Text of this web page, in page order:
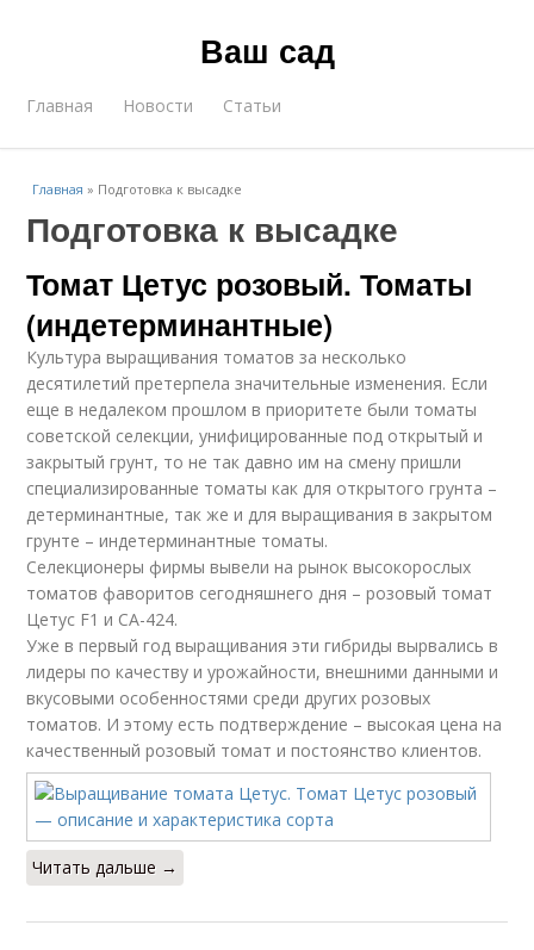
Ваш сад
Главная Новости Статьи
Главная » Подготовка к высадке
Подготовка к высадке
Томат Цетус розовый. Томаты
(индетерминантные)
Культура выращивания томатов за несколько
десятилетий претерпела значительные изменения. Если
еще в недалеком прошлом в приоритете были томаты
советской селекции, унифицированные под открытый и
закрытый грунт, то не так давно им на смену пришли
специализированные томаты как для открытого грунта –
детерминантные, так же и для выращивания в закрытом
грунте – индетерминантные томаты.
Селекционеры фирмы вывели на рынок высокорослых
томатов фаворитов сегодняшнего дня – розовый томат
Цетус F1 и СА-424.
Уже в первый год выращивания эти гибриды вырвались в
лидеры по качеству и урожайности, внешними данными и
вкусовыми особенностями среди других розовых
томатов. И этому есть подтверждение – высокая цена на
качественный розовый томат и постоянство клиентов.
Читать дальше →